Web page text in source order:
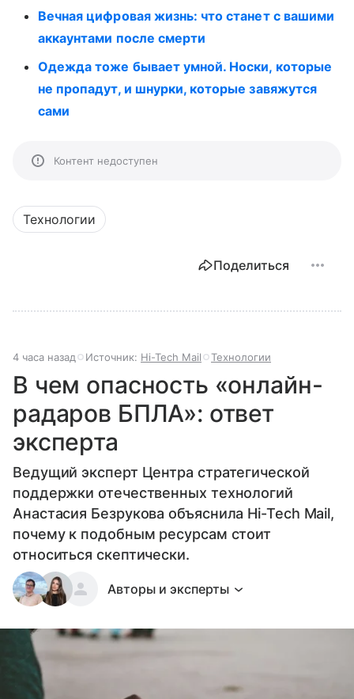
Вечная цифровая жизнь: что станет с вашими
аккаунтами после смерти
Одежда тоже бывает умной. Носки, которые
не пропадут, и шнурки, которые завяжутся
сами
Контент недоступен
Технологии
Поделиться
4 часа назад Источник: Hi-Tech Mail Технологии
В чем опасность «онлайн-
радаров БПЛА»: ответ
эксперта
Ведущий эксперт Центра стратегической
поддержки отечественных технологий
Анастасия Безрукова объяснила Hi-Tech Mail,
почему к подобным ресурсам стоит
относиться скептически.
Авторы и эксперты